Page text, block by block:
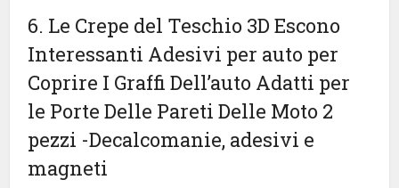
6. Le Crepe del Teschio 3D Escono
Interessanti Adesivi per auto per
Coprire I Graffi Dell’auto Adatti per
le Porte Delle Pareti Delle Moto 2
pezzi -Decalcomanie, adesivi e
magneti